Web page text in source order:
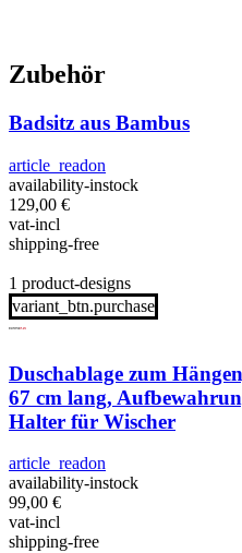
Zubehör
Badsitz aus Bambus
article_readon
availability-instock
129,00 €
vat-incl
shipping-free
1 product-designs
variant_btn.purchase
Duschablage zum
67 cm lang,
Halter für Wischer
article_readon
availability-instock
99,00 €
vat-incl
shipping-free